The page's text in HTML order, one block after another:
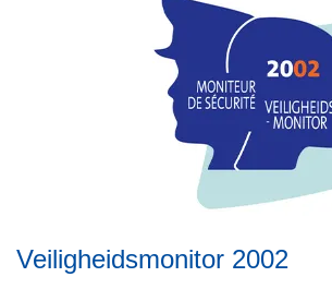
Veiligheidsmonitor 2002